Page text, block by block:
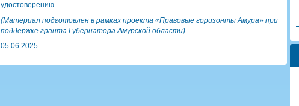
удостоверению.
(Материал подготовлен в рамках проекта «Правовые горизонты Амура» при
поддержке гранта Губернатора Амурской области)
05.06.2025